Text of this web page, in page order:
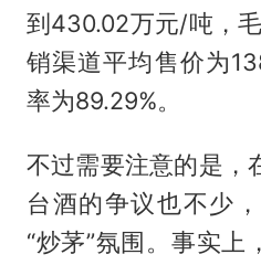
到430.02万元/吨，
销渠道平均售价为
率为89.29%。
不过需要注意的是，
台酒的争议也不少
“炒茅”氛围。事实上